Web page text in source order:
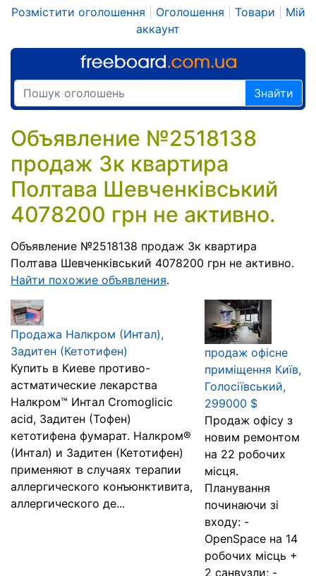
Розмістити оголошення Оголошення Товари
Мій
аккаунт
Знайти
Объявление №2518138
продаж 3к квартира
Полтава Шевченківський
4078200 грн не активно.
Объявление №2518138 продаж 3к квартира
Полтава Шевченківський 4078200 грн не активно.
Найти похожие объявления.
Продажа Налкром (Интал),
Задитен (Кетотифен)
Купить в Киеве противо-
астматические лекарства
Налкром™ Интал Cromoglicic
acid, Задитен (Тофен)
кетотифена фумарат. Налкром®
(Интал) и Задитен (Кетотифен)
применяют в случаях терапии
аллергического конъюнктивита,
аллергического де...
продаж офісне
приміщення Київ,
Голосіївський,
299000 $
Продаж офісу з
новим ремонтом
на 22 робочих
місця.
Планування
починаючи зі
входу: -
OpenSpace на 14
робочих місць +
2 санвузли; -